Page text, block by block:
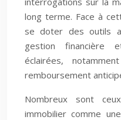
long terme. Face à
se doter des outils
gestion financière
éclairées,
remboursement
Nombreux sont
immobilier comme